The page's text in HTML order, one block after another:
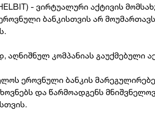
- ვირტუალური აქტივის
ბანკისთვის არ
აღნიშნულ კომპანიას გაუქმებული
ეროვნული ბანკის
და წარმოადგენს